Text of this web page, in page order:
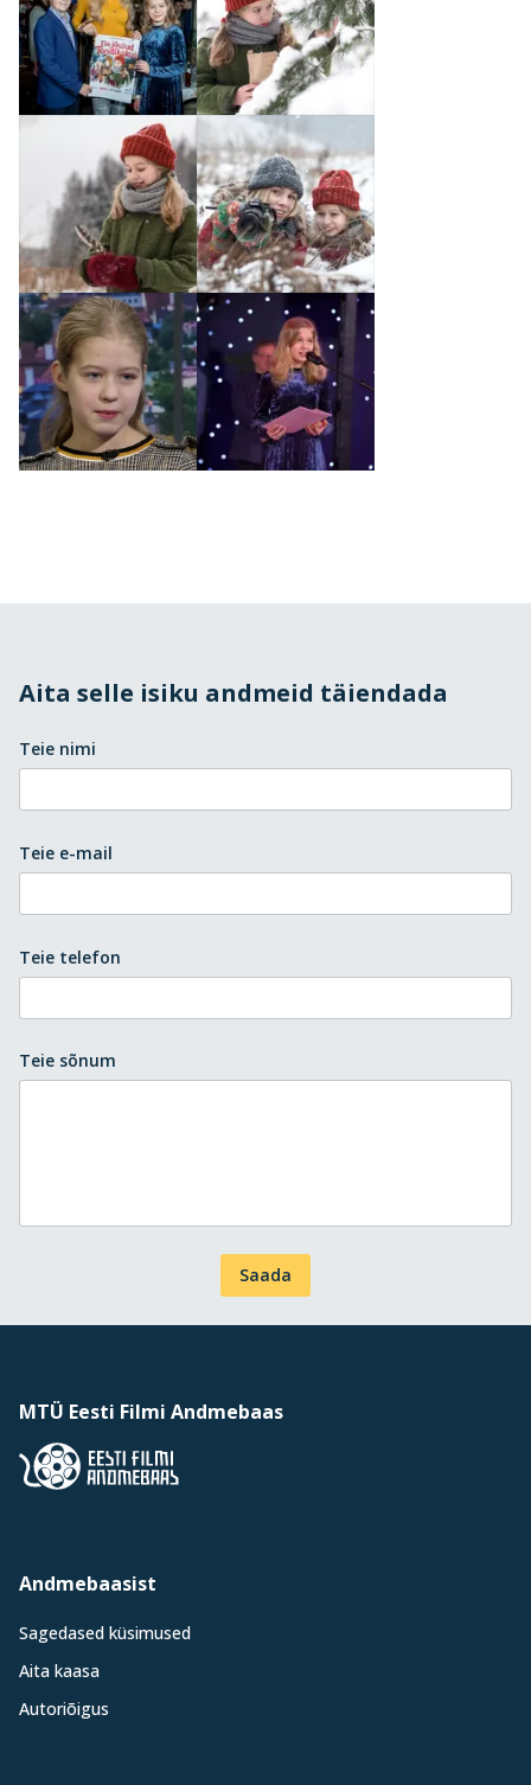
Aita selle isiku andmeid täiendada
Teie nimi
Teie e-mail
Teie telefon
Teie sõnum
Saada
MTÜ Eesti Filmi Andmebaas
Andmebaasist
Sagedased küsimused
Aita kaasa
Autoriõigus